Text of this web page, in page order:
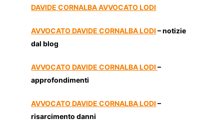
DAVIDE CORNALBA AVVOCATO LODI
AVVOCATO DAVIDE CORNALBA LODI – notizie
dal blog
AVVOCATO DAVIDE CORNALBA LODI–
approfondimenti
AVVOCATO DAVIDE CORNALBA LODI –
risarcimento danni